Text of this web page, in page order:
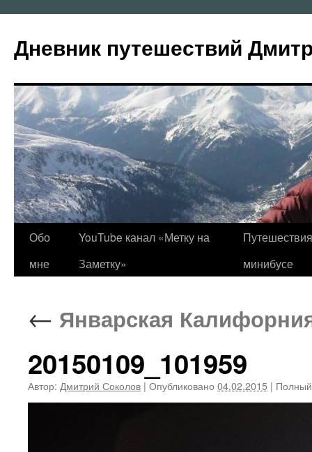
содержимому
Дневник путешествий
Обо
мне
YouTube канал «Метку на
Заметку»
минибусе
← Январская
20150109_101959
Автор: Дмитрий Соколов | Опубликовано 04.02.2015 |